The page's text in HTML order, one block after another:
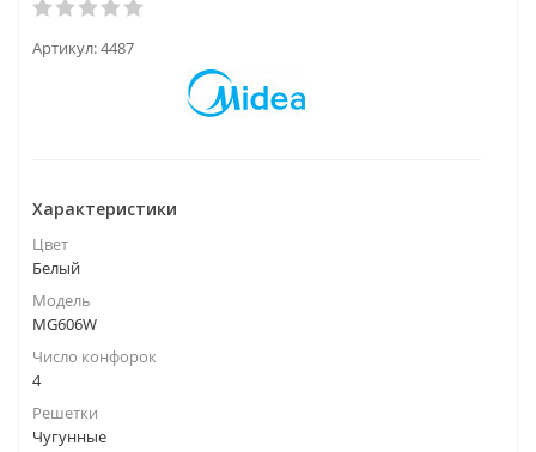
Артикул:4487
Характеристики
Цвет
Белый
Модель
MG606W
Число конфорок
4
Решетки
Чугунные